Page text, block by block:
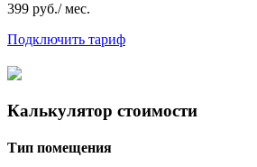
399 руб./ мес.
Подключить тариф
Калькулятор стоимости
Тип помещения